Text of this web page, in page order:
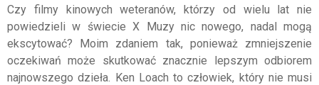
Czy filmy kinowych weteranów, którzy od wielu lat nie
powiedzieli w świecie X Muzy nic nowego, nadal mogą
ekscytować? Moim zdaniem tak, ponieważ zmniejszenie
oczekiwań może skutkować znacznie lepszym odbiorem
najnowszego dzieła. Ken Loach to człowiek, który nie musi